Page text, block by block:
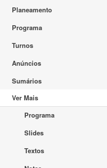
Planeamento
Programa
Turnos
Anúncios
Sumários
Ver Mais
Programa
Slides
Textos